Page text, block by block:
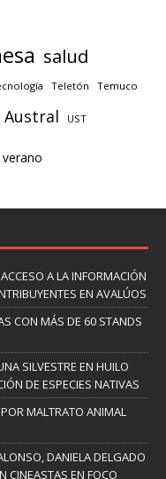
salud
Teletón Temuco
Austral UST
verano
A LA INFORMACIÓN
EN AVALÚOS
CON MÁS DE 60 STANDS
SILVESTRE EN HUILO
DE ESPECIES NATIVAS
MALTRATO ANIMAL
DANIELA DELGADO
CINEASTAS EN FOCO